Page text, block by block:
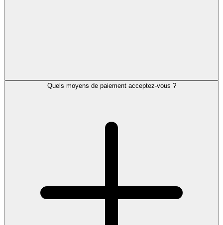
Quels moyens de paiement acceptez-vous ?